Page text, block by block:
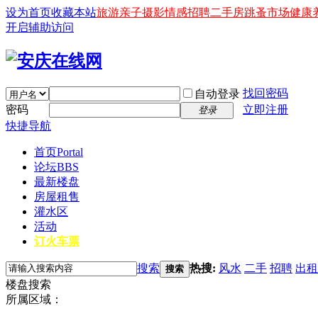
设为首页收藏本站旅游亲子摄影情感招聘二手房跳蚤市场健康
开启辅助访问
自动登录 找回密码
密码
登录
立即注册
快捷导航
首页Portal
论坛BBS
最新楼盘
房屋租售
灌水区
活动
订火车票
搜索 搜索 热搜: 风水 二手 招聘 出租
楼盘搜索
所属区域：